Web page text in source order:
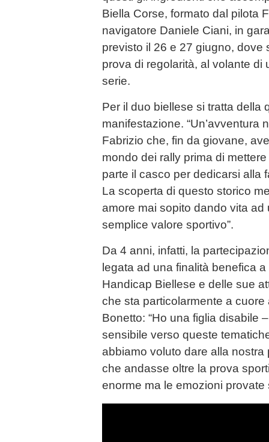
Biella Corse, formato dal pilota
navigatore Daniele Ciani, in
previsto il 26 e 27 giugno, dove
prova di regolarità, al volante di
serie.
Per il duo biellese si tratta della
manifestazione. “Un’avventura
Fabrizio che, fin da giovane,
mondo dei rally prima di
parte il casco per dedicarsi alla
La scoperta di questo storico
amore mai sopito dando vita ad
semplice valore sportivo”.
Da 4 anni, infatti, la
legata ad una finalità benefica
Handicap Biellese e delle sue
che sta particolarmente a
Bonetto: “Ho una figlia disabile
sensibile verso queste
abbiamo voluto dare alla
che andasse oltre la prova
enorme ma le emozioni provate